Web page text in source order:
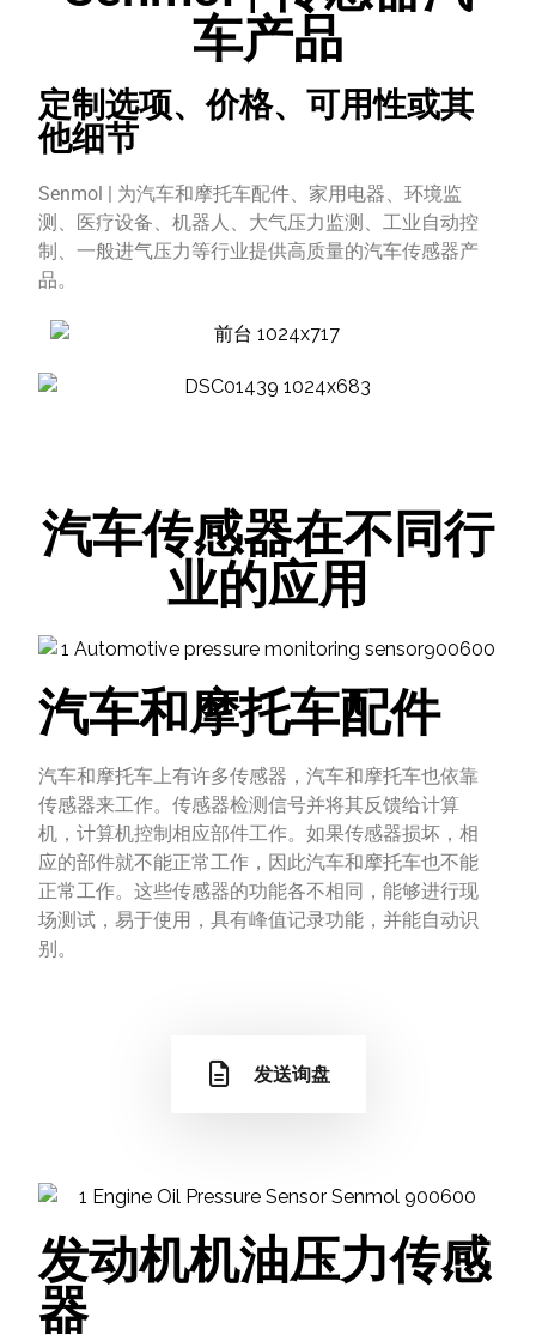
车产品
定制选项、价格、可用性或其
他细节
Senmol | 为汽车和摩托车配件、家用电器、环境监
测、医疗设备、机器人、大气压力监测、工业自动控
制、一般进气压力等行业提供高质量的汽车传感器产
品。
汽车传感器在不同行
业的应用
汽车和摩托车配件
汽车和摩托车上有许多传感器，汽车和摩托车也依靠
传感器来工作。传感器检测信号并将其反馈给计算
机，计算机控制相应部件工作。如果传感器损坏，相
应的部件就不能正常工作，因此汽车和摩托车也不能
正常工作。这些传感器的功能各不相同，能够进行现
场测试，易于使用，具有峰值记录功能，并能自动识
别。
发送询盘
发动机机油压力传感
器